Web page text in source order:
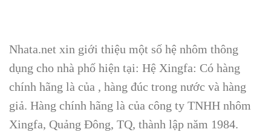
Nhata.net xin giới thiệu một số hệ nhôm thông
dụng cho nhà phố hiện tại: Hệ Xingfa: Có hàng
chính hãng là của , hàng đúc trong nước và hàng
giả. Hàng chính hãng là của công ty TNHH nhôm
Xingfa, Quảng Đông, TQ, thành lập năm 1984.